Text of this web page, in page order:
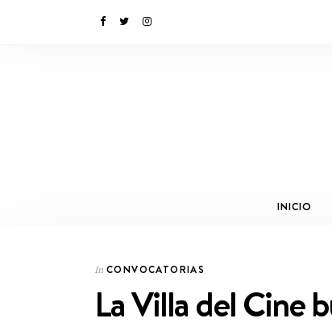
INICIO
In CONVOCATORIAS
La Villa del Cine